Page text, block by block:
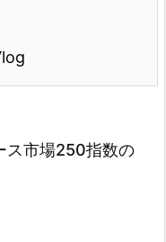
ス市場250指数の